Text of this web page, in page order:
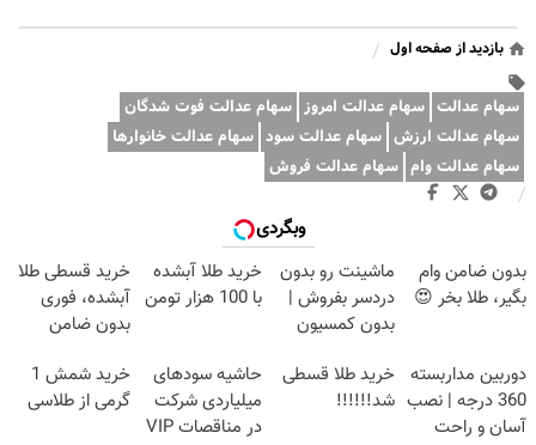
بازدید از صفحه اول /
سهام عدالت سهام عدالت امروز سهام عدالت فوت شدگان
سهام عدالت ارزش سهام عدالت سود سهام عدالت خانوارها
سهام عدالت وام سهام عدالت فروش
/
وبگردی
بدون ضامن وام
بگیر، طلا بخر 😍
ماشینت رو بدون
دردسر بفروش |
بدون کمسیون
خرید طلا آبشده
با 100 هزار تومن
خرید قسطی طلا
آبشده، فوری
بدون ضامن
دوربین مداربسته
360 درجه | نصب
آسان و راحت
خرید طلا قسطی
شد!!!!!!
حاشیه سودهای
میلیاردی شرکت
در مناقصات VIP
خرید شمش 1
گرمی از طلاسی